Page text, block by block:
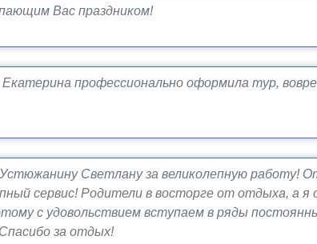
Вас праздником!
профессионально оформила тур,
Светлану за великолепную работу!
сервис! Родители в восторге от отдыха, а
с удовольствием вступаем в ряды
за отдых!